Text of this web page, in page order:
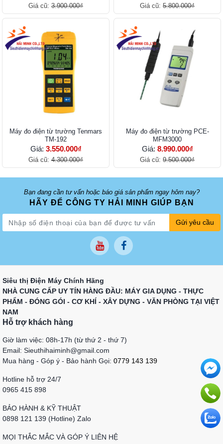
Giá cũ: 3.900.000₫ Giá cũ: 5.800.000₫
Máy đo điện từ trường Tenmars
TM-192
Giá: 3.550.000₫
Giá cũ: 4.300.000₫
Máy đo điện từ trường PCE-
MFM3000
Giá: 8.990.000₫
Giá cũ: 9.500.000₫
Bạn đang cần tư vấn hoặc báo giá sản phẩm ngay hôm nay?
HÃY ĐỂ CÔNG TY HẢI MINH GIÚP BẠN
Gửi yêu cầu
Siêu thị Điện Máy Chính Hãng
NHÀ CUNG CẤP UY TÍN HÀNG ĐẦU: MÁY GIA DỤNG - THỰC
PHẨM - ĐÓNG GÓI - CƠ KHÍ - XÂY DỰNG - VĂN PHÒNG TẠI VIỆT
NAM
Hỗ trợ khách hàng
Giờ làm việc: 08h-17h (từ thứ 2 - thứ 7)
Email: Sieuthihaiminh@gmail.com
Mua hàng - Góp ý - Bảo hành Gọi: 0779 143 139
Hotline hỗ trợ 24/7
0965 415 898
BẢO HÀNH & KỸ THUẬT
0898 121 139 (Hotline) Zalo
MỌI THẮC MẮC VÀ GÓP Ý LIÊN HỆ